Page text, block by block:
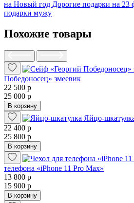
на Новый год Дорогие подарки на 23
подарки мужу
Похожие товары
Победоносец» змеевик
22 500 р
25 000 р
В корзину
Яйцо-
22 400 р
25 800 р
В корзину
телефона «iPhone 11 Pro Max»
13 800 р
15 900 р
В корзину